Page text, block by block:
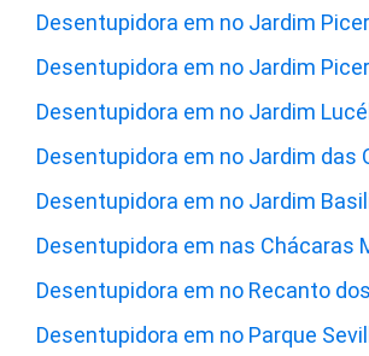
Desentupidora em no Jardim
Desentupidora em no Jardim
Desentupidora em no Jardim
Desentupidora em no Jardim das
Desentupidora em no Jardim
Desentupidora em nas Chácaras
Desentupidora em no Recanto
Desentupidora em no Parque